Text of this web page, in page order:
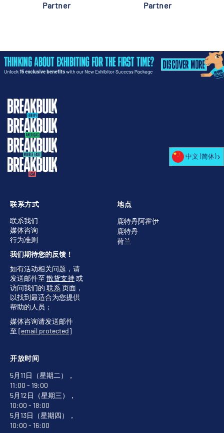
Partner
Partner
地点
鹿特丹阿霍伊
鹿特丹
荷兰
开放时间
5月11日（星期二），
11:00 - 19:00
5月12日（星期三），
10:00 - 18:00
5月13日（星期四），
10:00 - 16:00
联系方式
联系我们
媒体咨询
行为准则
我们期待您的反馈！
如有活动相关问题，请
发送邮件至 散货支持或
访问我们的 联系 页面，
以找到最适合为您提供
帮助的人员；
媒体咨询请发送邮件
至 [email protected]
中文 (简体)